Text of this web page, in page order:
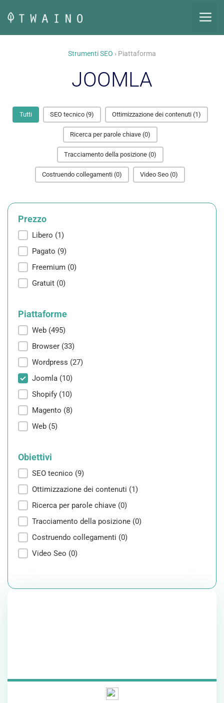
contenuto
Strumenti SEO › Piattaforma
JOOMLA
Tutti SEO tecnico (9) Ottimizzazione dei contenuti (1)
Ricerca per parole chiave (0)
Tracciamento della posizione (0)
Costruendo collegamenti (0) Video Seo (0)
Prezzo
Prezzo
Libero (1)
Pagato (9)
Freemium (0)
Gratuit (0)
Piattaforme
Piattaforme
Web (495)
Browser (33)
Wordpress (27)
Joomla (10)
Shopify (10)
Magento (8)
Web (5)
Obiettivi
Obiettivi
SEO tecnico (9)
Ottimizzazione dei contenuti (1)
Ricerca per parole chiave (0)
Tracciamento della posizione (0)
Costruendo collegamenti (0)
Video Seo (0)